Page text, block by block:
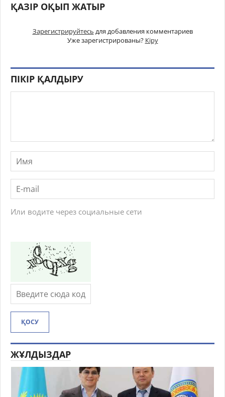
ҚАЗІР ОҚЫП ЖАТЫР
Зарегистрируйтесь для добавления комментариев
Уже зарегистрированы? Кіру
ПІКІР ҚАЛДЫРУ
Или водите через социальные сети
ҚОСУ
ЖҰЛДЫЗДАР